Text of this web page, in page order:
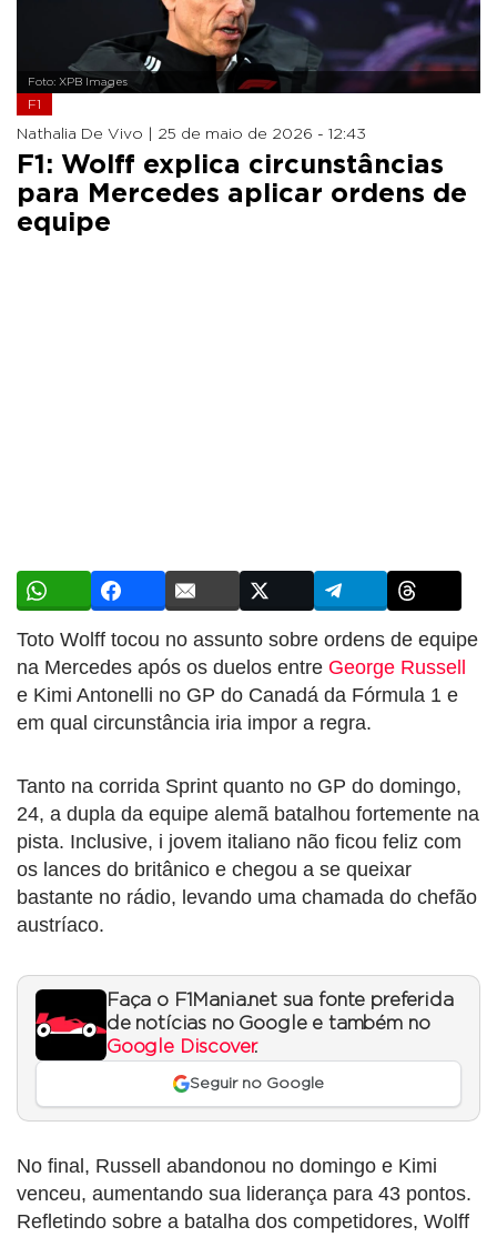
Foto: XPB Images
F1
Nathalia De Vivo | 25 de maio de 2026 - 12:43
F1: Wolff explica circunstâncias
para Mercedes aplicar ordens de
equipe
Toto Wolff tocou no assunto sobre ordens de equipe
na Mercedes após os duelos entre George Russell
e Kimi Antonelli no GP do Canadá da Fórmula 1 e
em qual circunstância iria impor a regra.
Tanto na corrida Sprint quanto no GP do domingo,
24, a dupla da equipe alemã batalhou fortemente na
pista. Inclusive, i jovem italiano não ficou feliz com
os lances do britânico e chegou a se queixar
bastante no rádio, levando uma chamada do chefão
austríaco.
Faça o F1Mania.net sua fonte preferida
de notícias no Google e também no
Google Discover.
Seguir no Google
No final, Russell abandonou no domingo e Kimi
venceu, aumentando sua liderança para 43 pontos.
Refletindo sobre a batalha dos competidores, Wolff